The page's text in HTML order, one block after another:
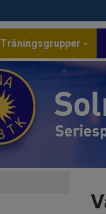
Träningsgrupper